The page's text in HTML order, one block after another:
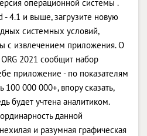
операционной системы .
- 4.1 и выше, загрузите новую
системных условий,
с извлечением приложения. О
2021 сообщит набор
приложение - по показателям
100 000 000+, впору сказать,
будет учтена аналитиком.
данной
и разумная графическая